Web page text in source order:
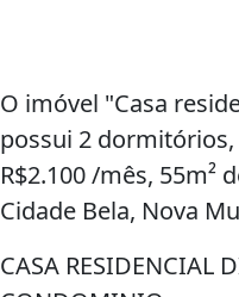
O imóvel "Casa
possui 2
R$2.100 /mês, 55m²
Cidade Bela, Nova
CASA RESIDENCIAL